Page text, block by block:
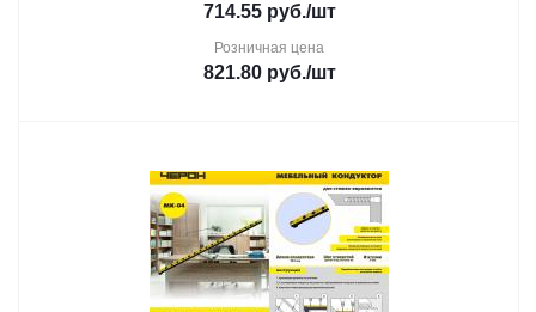
714.55руб./шт
Розничная цена
821.80руб./шт